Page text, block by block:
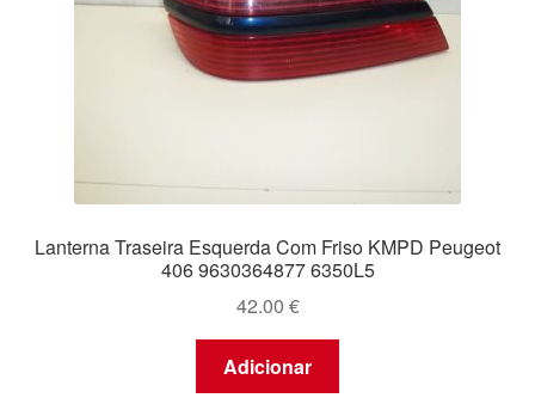
Lanterna Traseira Esquerda Com Friso KMPD Peugeot
406 9630364877 6350L5
42.00 €
Adicionar